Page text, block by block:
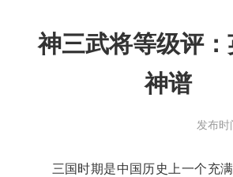
神三武将等级评
神谱
发布
三国时期是中国历史上一个充